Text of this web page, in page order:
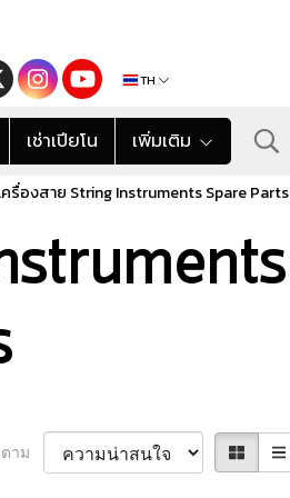
TH
เช่าเปียโน เพิ่มเติม
ครื่องสาย String Instruments Spare Parts
ตาม